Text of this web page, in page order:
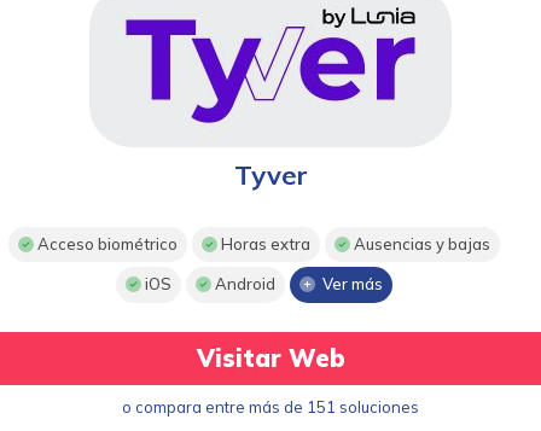
Tyver
Acceso biométrico Horas extra Ausencias y bajas
iOS Android Ver más
Visitar Web
o compara entre más de 151 soluciones